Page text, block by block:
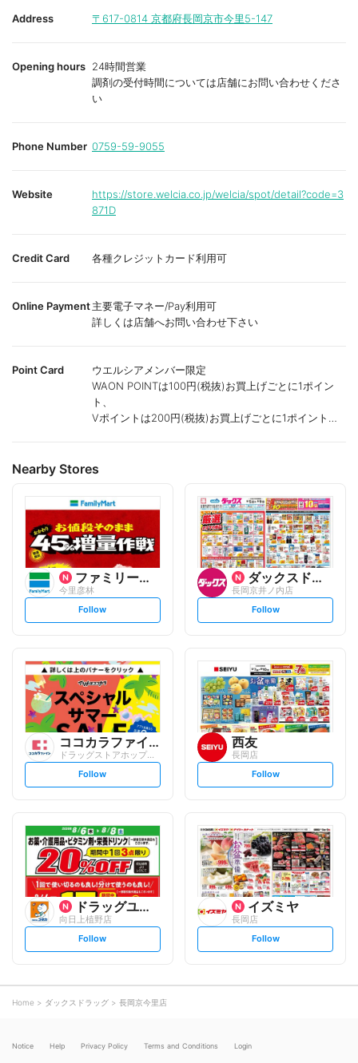
Address 〒617-0814 京都府長岡京市今里5-147
Opening hours 24時間営業
調剤の受付時間については店舗にお問い合わせくださ
い
Phone Number 0759-59-9055
Website
https://store.welcia.co.jp/welcia/spot/detail?code=3
871D
Credit Card 各種クレジットカード利用可
Online Payment主要電子マネー/Pay利用可
詳しくは店舗へお問い合わせ下さい
Point Card
ウエルシアメンバー限定
WAON POINTは100円(税抜)お買上げごとに1ポイン
ト、
Vポイントは200円(税抜)お買上げごとに1ポイント進
Nearby Stores
ファミリーマート
今里彦林
s
t
l
o
w
Follow
ダックスドラッグ
長岡京井ノ内店
s
t
l
o
w
Follow
ココカラファイン
s
t
l
o
w
Follow
西友
長岡店
s
t
l
o
w
Follow
ドラッグユタカ
向日上植野店
s
t
o
w
Follow
イズミヤ
長岡店
s
t
Follow
Home ダックスドラッグ 長岡京今里店
Notice Help Privacy Policy Terms and Conditions Login